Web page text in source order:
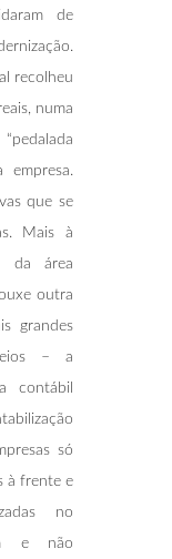
de
recolheu
numa
empresa.
que se
Mais à
da área
outra
grandes
– a
contábil
só
à frente e
no
e não